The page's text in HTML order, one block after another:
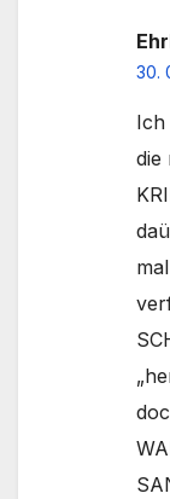
30.
Ich
die